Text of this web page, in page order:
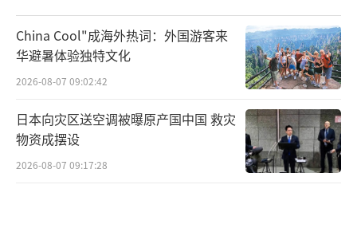
家利益。”
英国国内争议加剧，斯塔默寻求美英“特
殊关系”支持
巴黎会议结束后，英国政府的内部争议也
在升温。英国国内有声音认为，为了向乌克兰
提供更多军事援助，削减公共服务预算将对普
China Cool"成海外热词：外国游客来
华避暑体验独特文化
2026-08-07 09:02:42
日本向灾区送空调被曝原产国中国 救灾
物资成摆设
2026-08-07 09:17:28